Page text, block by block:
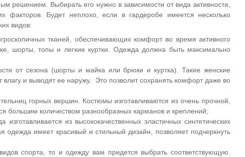
решением. Выбирать его нужно в зависимости от вида активности,
факторов. Будет неплохо, если в гардеробе имеется несколько
видов:
тканей, обеспечивающих комфорт во время активного
шорты, топы и легкие куртки. Одежда должна быть максимально
от сезона (шорты и майка или брюки и куртка). Такие женские
и выводят ее наружу. Это позволит сохранять комфорт даже во
горных вершин. Костюмы изготавливаются из очень прочной,
большим количеством разнообразных карманов и креплений;
из высококачественных эластичных синтетических
одежда имеет красивый и стильный дизайн, позволяет подчеркнуть
спорта, то и одежду вам придется выбрать соответствующую.